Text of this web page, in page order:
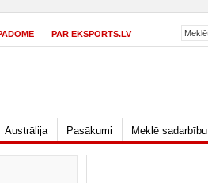
PAR EKSPORTS.LV
Austrālija Pasākumi Meklē sadarbību